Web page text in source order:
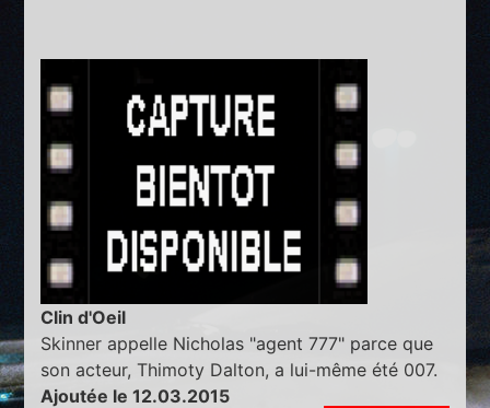
Clin d'Oeil
Skinner appelle Nicholas "agent 777" parce que
son acteur, Thimoty Dalton, a lui-même été 007.
Ajoutée le 12.03.2015